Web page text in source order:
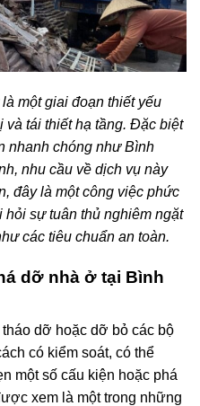
một giai đoạn thiết yếu
và tái thiết hạ tầng. Đặc biệt
nhanh chóng như Bình
nhu cầu về dịch vụ này
đây là một công việc phức
hỏi sự tuân thủ nghiêm ngặt
các tiêu chuẩn an toàn.
dỡ nhà ở tại Bình
dỡ hoặc dỡ bỏ các bộ
có kiểm soát, có thể
một số cấu kiện hoặc phá
xem là một trong những